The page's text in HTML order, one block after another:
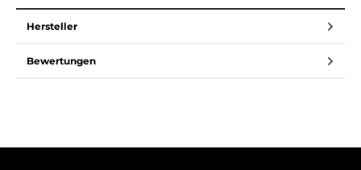
Hersteller
Bewertungen